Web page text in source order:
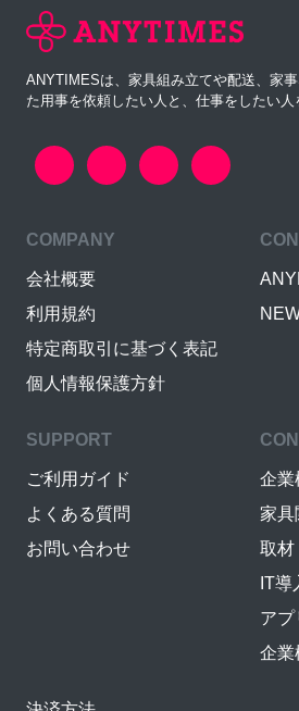
ANYTIMESは、家具組み立てや配送、家
た用事を依頼したい人と、仕事をしたい人
COMPANY
会社概要
利用規約
特定商取引に基づく表記
個人情報保護方針
SUPPORT
ご利用ガイド
よくある質問
お問い合わせ
企業
家具
取材
IT
アプ
企業